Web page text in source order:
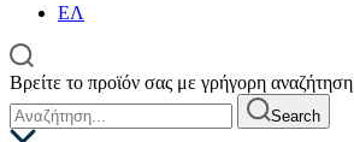
ΕΛ
Βρείτε το προϊόν σας με γρήγορη αναζήτηση
Search